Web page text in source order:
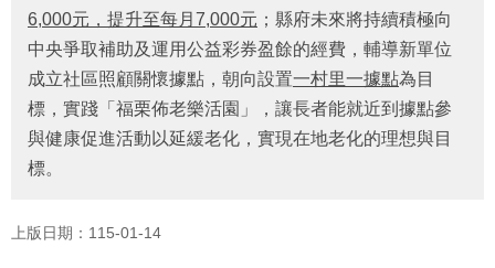
等
專
區
身
心
障
礙
利
6,000元，提升至每月7,000元 ；縣府未來將持續積極向
中央爭取補助及運用公益彩券盈餘的經費，輔導新單位
成立社區照顧關懷據點，朝向設置一村里一據點為目
標， 實踐「福栗佈老樂活園」，讓長者能就近到據點參
與健康促進活動以延緩老化，實現在地老化的理想與目
標。
上版日期：115-01-14